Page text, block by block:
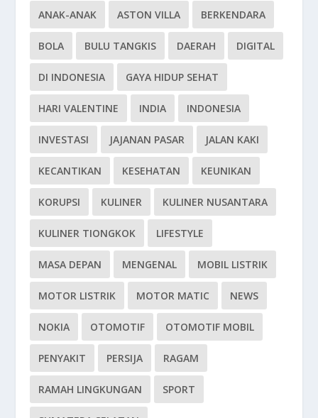
ANAK-ANAK ASTON VILLA BERKENDARA
BOLA BULU TANGKIS DAERAH DIGITAL
DI INDONESIA GAYA HIDUP SEHAT
HARI VALENTINE INDIA INDONESIA
INVESTASI JAJANAN PASAR JALAN KAKI
KECANTIKAN KESEHATAN KEUNIKAN
KORUPSI KULINER KULINER NUSANTARA
KULINER TIONGKOK LIFESTYLE
MASA DEPAN MENGENAL MOBIL LISTRIK
MOTOR LISTRIK MOTOR MATIC NEWS
NOKIA OTOMOTIF OTOMOTIF MOBIL
PENYAKIT PERSIJA RAGAM
RAMAH LINGKUNGAN SPORT